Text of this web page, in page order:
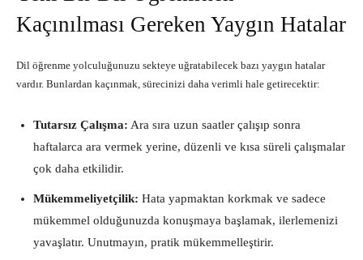
Kaçınılması Gereken Yaygın Hatalar
Dil öğrenme yolculuğunuzu sekteye uğratabilecek bazı yaygın hatalar
vardır. Bunlardan kaçınmak, sürecinizi daha verimli hale getirecektir:
Tutarsız Çalışma: Ara sıra uzun saatler çalışıp sonra
haftalarca ara vermek yerine, düzenli ve kısa süreli çalışmalar
çok daha etkilidir.
Mükemmeliyetçilik: Hata yapmaktan korkmak ve sadece
mükemmel olduğunuzda konuşmaya başlamak, ilerlemenizi
yavaşlatır. Unutmayın, pratik mükemmelleştirir.